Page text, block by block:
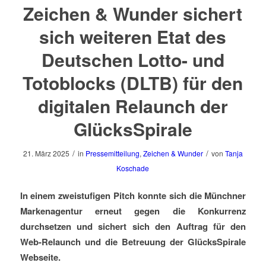
Zeichen & Wunder sichert
sich weiteren Etat des
Deutschen Lotto- und
Totoblocks (DLTB) für den
digitalen Relaunch der
GlücksSpirale
21. März 2025 / in Pressemitteilung, Zeichen & Wunder / von Tanja
Koschade
In einem zweistufigen Pitch konnte sich die Münchner
Markenagentur erneut gegen die Konkurrenz
durchsetzen und sichert sich den Auftrag für den
Web-Relaunch und die Betreuung der GlücksSpirale
Webseite.